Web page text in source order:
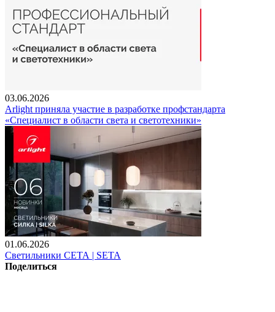
03.06.2026
Arlight приняла участие в разработке профстандарта
«Специалист в области света и светотехники»
01.06.2026
Светильники СЕТА | SETA
Поделиться